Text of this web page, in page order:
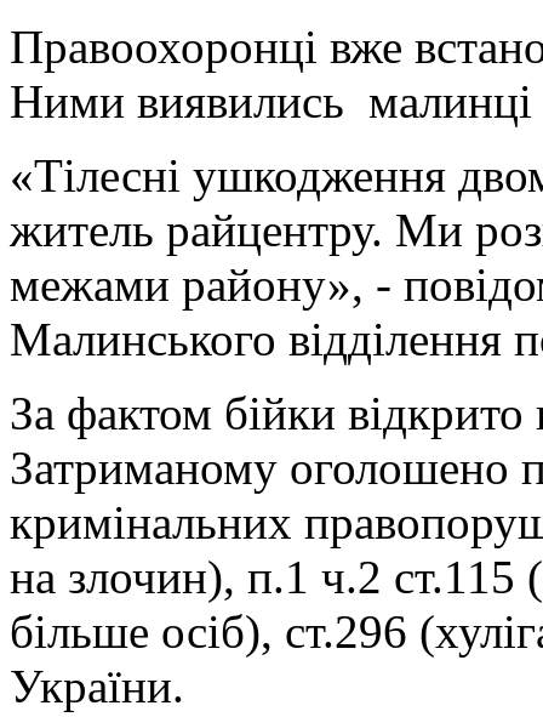
Правоохоронці вже
Ними виявились малинці
«Тілесні ушкодження
житель райцентру. Ми
межами району», -
Малинського відділення
За фактом бійки
Затриманому оголошено
кримінальних
на злочин), п.1 ч.2 ст.115
більше осіб), ст.296
України.